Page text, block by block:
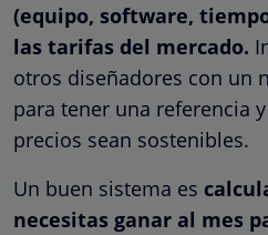
(equipo, software,
las tarifas del mercado.
otros diseñadores con un
para tener una referencia
precios sean sostenibles.
Un buen sistema es
necesitas ganar al mes